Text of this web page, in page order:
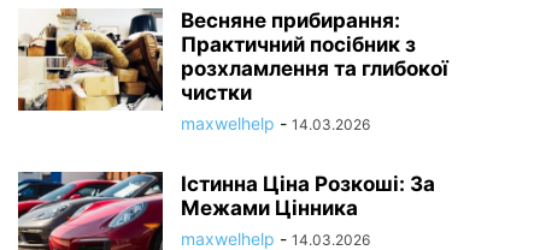
Весняне прибирання:
Практичний посібник з
розхламлення та глибокої
чистки
maxwelhelp - 14.03.2026
Істинна Ціна Розкоші: За
Межами Цінника
maxwelhelp - 14.03.2026